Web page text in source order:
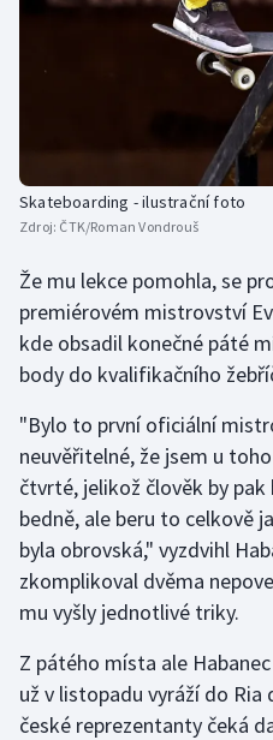
Skateboarding - ilustrační foto
Zdroj: ČTK/Roman Vondrouš
Že mu lekce pomohla, se
premiérovém mistrovství
kde obsadil konečné páté
body do kvalifikačního
"Bylo to první oficiální
neuvěřitelné, že jsem u
čtvrté, jelikož člověk by pak
bedně, ale beru to celkově
byla obrovská," vyzdvihl
zkomplikoval dvěma
mu vyšly jednotlivé triky.
Z pátého místa ale
už v listopadu vyráží do
české reprezentanty čeká